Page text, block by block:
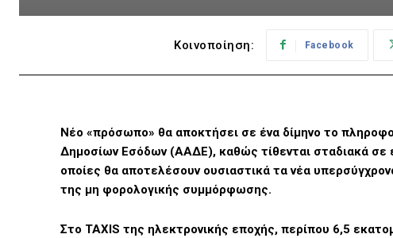
Κοινοποίηση: Facebook
Νέο «πρόσωπο» θα αποκτήσει σε ένα δίμηνο το
Δημοσίων Εσόδων (ΑΑΔΕ), καθώς τίθενται σταδιακά σε
οποίες θα αποτελέσουν ουσιαστικά τα νέα
της μη φορολογικής συμμόρφωσης.
Στο TAXIS της ηλεκτρονικής εποχής, περίπου 6,5